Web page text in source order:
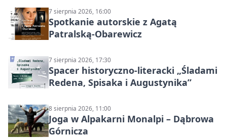
7 sierpnia 2026, 16:00
Spotkanie autorskie z Agatą
Patralską-Obarewicz
7 sierpnia 2026, 17:30
Spacer historyczno-literacki „Śladami
Redena, Spisaka i Augustynika”
8 sierpnia 2026, 11:00
Joga w Alpakarni Monalpi – Dąbrowa
Górnicza